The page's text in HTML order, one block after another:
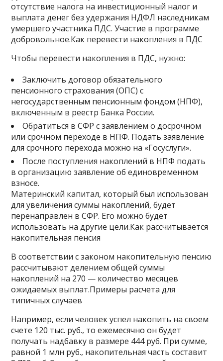
отсутствие налога на инвестиционный налог и
выплата денег без удержания НДФЛ наследникам
умершего участника ПДС. Участие в программе
добровольное.Как перевести накопления в ПДС
Чтобы перевести накопления в ПДС, нужно:
Заключить договор обязательного
пенсионного страхования (ОПС) с
негосударственным пенсионным фондом (НПФ),
включенным в реестр Банка России.
Обратиться в СФР с заявлением о досрочном
или срочном переходе в НПФ. Подать заявление
для срочного перехода можно на «Госуслуги».
После поступления накоплений в НПФ подать
в организацию заявление об единовременном
взносе.
Материнский капитал, который был использован
для увеличения суммы накоплений, будет
перенаправлен в СФР. Его можно будет
использовать на другие цели.Как рассчитывается
накопительная пенсия
В соответствии с законом накопительную пенсию
рассчитывают делением общей суммы
накоплений на 270 — количество месяцев
ожидаемых выплат.Примеры расчета для
типичных случаев
Например, если человек успел накопить на своем
счете 120 тыс. руб., то ежемесячно он будет
получать надбавку в размере 444 руб. При сумме,
равной 1 млн руб., накопительная часть составит